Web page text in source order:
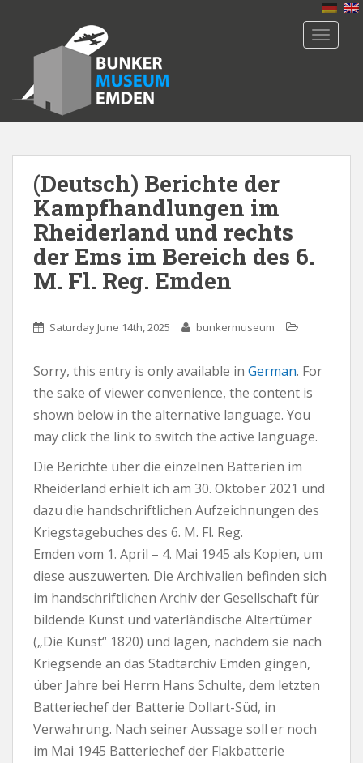
m
(Deutsch) Berichte der
Kampfhandlungen im
Rheiderland und rechts
der Ems im Bereich des 6.
M. Fl. Reg. Emden
Saturday June 14th, 2025 bunkermuseum
Sorry, this entry is only available in German. For
the sake of viewer convenience, the content is
shown below in the alternative language. You
may click the link to switch the active language.
Die Berichte über die einzelnen Batterien im
Rheiderland erhielt ich am 30. Oktober 2021 und
dazu die handschriftlichen Aufzeichnungen des
Kriegstagebuches des 6. M. Fl. Reg.
Emden vom 1. April – 4. Mai 1945 als Kopien, um
diese auszuwerten. Die Archivalien befinden sich
im handschriftlichen Archiv der Gesellschaft für
bildende Kunst und vaterländische Altertümer
(„Die Kunst“ 1820) und lagen, nachdem sie nach
Kriegsende an das Stadtarchiv Emden gingen,
über Jahre bei Herrn Hans Schulte, dem letzten
Batteriechef der Batterie Dollart-Süd, in
Verwahrung. Nach seiner Aussage soll er noch
im Mai 1945 Batteriechef der Flakbatterie